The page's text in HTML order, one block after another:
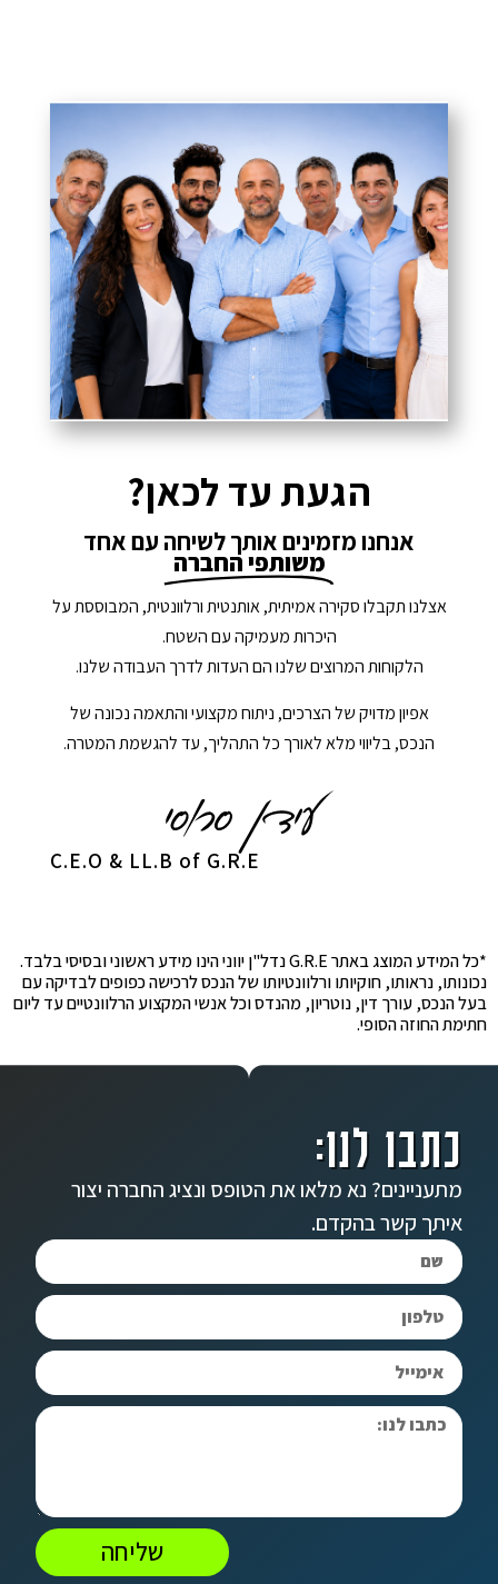
הגעת עד לכאן?
אנחנו מזמינים אותך לשיחה עם אחד
משותפי החברה
אצלנו תקבלו סקירה אמיתית, אותנטית ורלוונטית, המבוססת על
היכרות מעמיקה עם השטח.
הלקוחות המרוצים שלנו הם העדות לדרך העבודה שלנו.
אפיון מדויק של הצרכים, ניתוח מקצועי והתאמה נכונה של
הנכס, בליווי מלא לאורך כל התהליך, עד להגשמת המטרה.
C.E.O & LL.B of G.R.E
*כל המידע המוצג באתר G.R.E נדל"ן יווני הינו מידע ראשוני ובסיסי בלבד.
נכונותו, נראותו, חוקיותו ורלוונטיותו של הנכס לרכישה כפופים לבדיקה עם
בעל הנכס, עורך דין, נוטריון, מהנדס וכל אנשי המקצוע הרלוונטיים עד ליום
חתימת החוזה הסופי.
כתבו לנו:
מתעניינים? נא מלאו את הטופס ונציג החברה יצור
איתך קשר בהקדם.
שליחה